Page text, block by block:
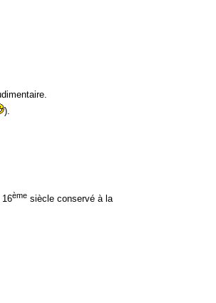
).
16ème siècle conservé à la